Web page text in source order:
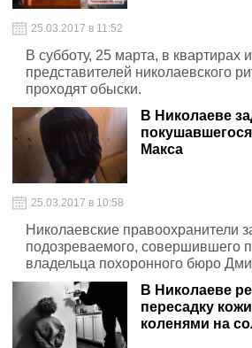
25.03.2017 в 11:52
В субботу, 25 марта, в квартирах
представителей николаевского
проходят обыски.
В Николаеве
Макса
25.03.2017 в 10:58
Николаевские правоохранители
подозреваемого, совершившего
владельца похоронного бюро
В Николаеве
пересадку
коленями на